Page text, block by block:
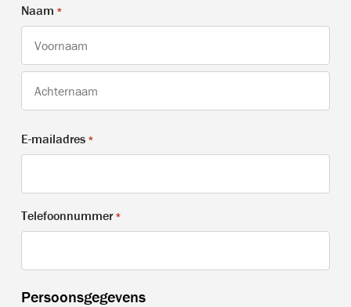
Naam *
Voornaam
E-mailadres *
Telefoonnummer *
Persoonsgegevens